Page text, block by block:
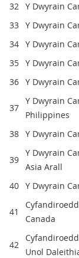
32 Y Dwyrain
33 Y Dwyrain
34 Y Dwyrain
35 Y Dwyrain
36 Y Dwyrain
37
Y Dwyrain
Philippines
38 Y Dwyrain
39
Y Dwyrain
Asia Arall
40 Y Dwyrain
41
Canada
42
Unol